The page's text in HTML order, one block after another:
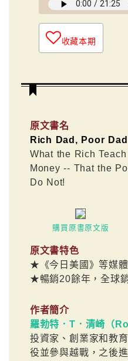
收藏本期
原文書名
Rich Dad, Poor Dad
What the Rich
Money -- That the
Do Not!
購買原書原文版
原文書特色
★《今日美國》等媒
★暢銷20餘年，全球
作者簡介
羅勃特．T．清崎（
投資家、創業家和教
役並參與越戰，之後